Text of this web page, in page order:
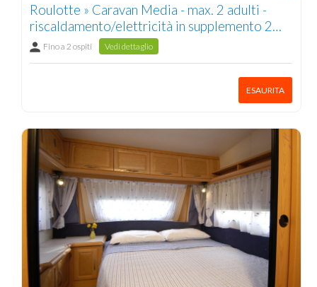
Roulotte » Caravan Media - max. 2 adulti -
riscaldamento/elettricità in supplemento 2
pers.Fino a 2 ospiti Vedi dettaglio
ESAURITA